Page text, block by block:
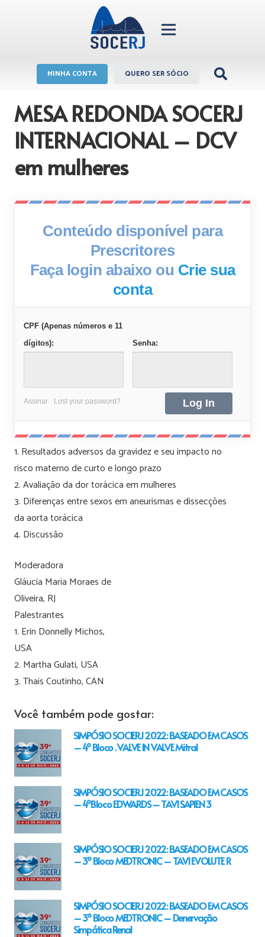
MINHA CONTA QUERO SER SÓCIO
MESA REDONDA SOCERJ
INTERNACIONAL – DCV
em mulheres
Conteúdo disponível para
Prescritores
Faça login abaixo ou Crie sua
conta
CPF (Apenas números e 11
dígitos):
Senha:
Assinar Lost your password?
1. Resultados adversos da gravidez e seu impacto no
risco materno de curto e longo prazo
2. Avaliação da dor torácica em mulheres
3. Diferenças entre sexos em aneurismas e dissecções
da aorta torácica
4. Discussão
Moderadora
Gláucia Maria Moraes de
Oliveira, RJ
Palestrantes
1. Erin Donnelly Michos,
USA
2. Martha Gulati, USA
3. Thais Coutinho, CAN
Você também pode gostar:
SIMPÓSIO SOCIERJ 2022: BASEADO EM CASOS
– 4º Bloco . VALVE IN VALVE Mitral
SIMPÓSIO SOCIERJ 2022: BASEADO EM CASOS
– 4ºBloco EDWARDS – TAVI SAPIEN 3
SIMPÓSIO SOCIERJ 2022: BASEADO EM CASOS
– 3º Bloco MEDTRONIC – TAVI EVOLUTE R
SIMPÓSIO SOCIERJ 2022: BASEADO EM CASOS
– 3º Bloco MEDTRONIC – Denervação
Simpática Renal